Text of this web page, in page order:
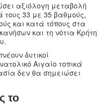
αξιόλογη μεταβολή
τους 33 με 35 βαθμούς,
και κατά τόπους στα
και τη νότια Κρήτη
δυτικοί
Αιγαίο τοπικά
δεν θα σημειώσει
το